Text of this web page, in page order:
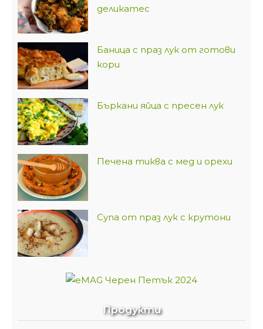
деликатес
Баница с праз лук от готови
кори
Бъркани яйца с пресен лук
Печена тиква с мед и орехи
Супа от праз лук с крутони
Продукти